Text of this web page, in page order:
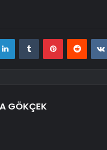
LinkedInTumblr PinterestReddit
GÖKÇEK